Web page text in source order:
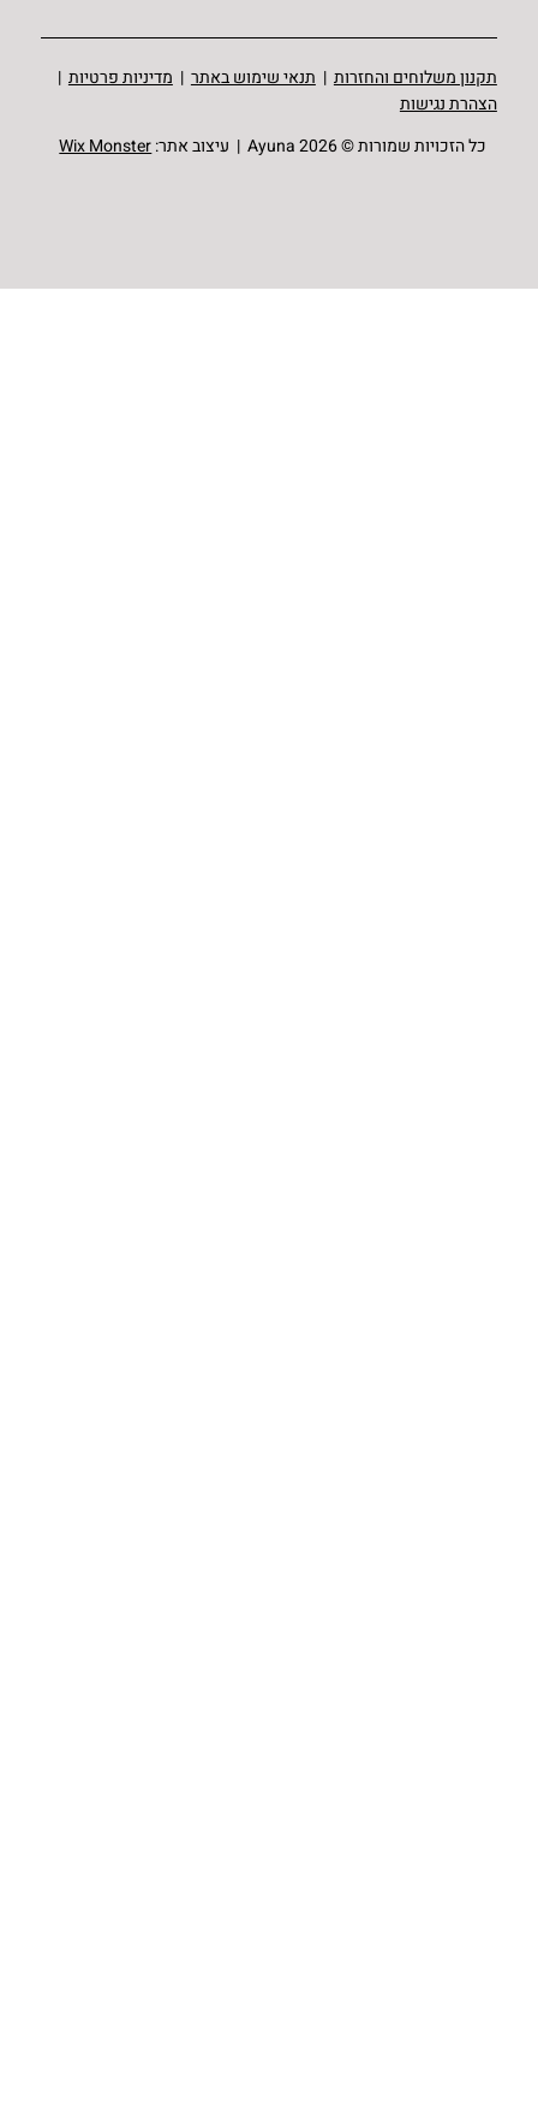
כל הזכויות שמורות © Ayuna 2026 | עיצוב אתר: Wix Monster
תקנון משלוחים והחזרות | תנאי שימוש באתר | מדיניות פרטיות |
הצהרת נגישות